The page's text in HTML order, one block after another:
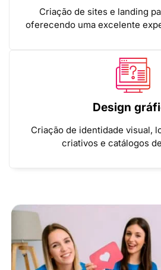
Criação de sites e landing
oferecendo uma excelente
Design
Criação de identidade visual,
criativos e catálogos